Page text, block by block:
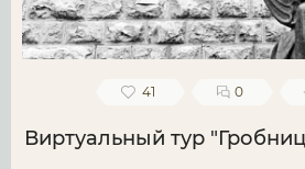
41 0
Виртуальный тур